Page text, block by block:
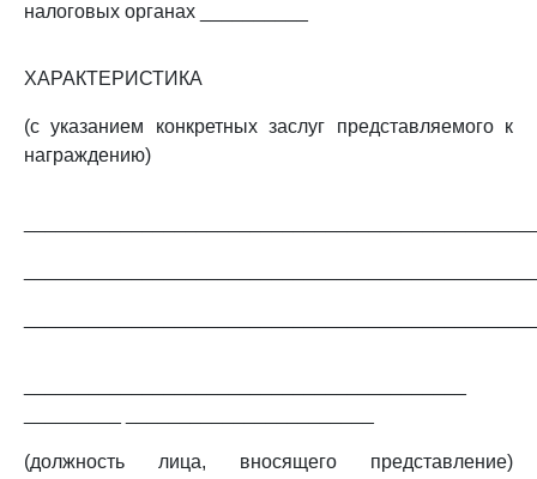
налоговых органах __________
ХАРАКТЕРИСТИКА
(с указанием конкретных заслуг представляемого к
награждению)
(должность лица, вносящего представление)